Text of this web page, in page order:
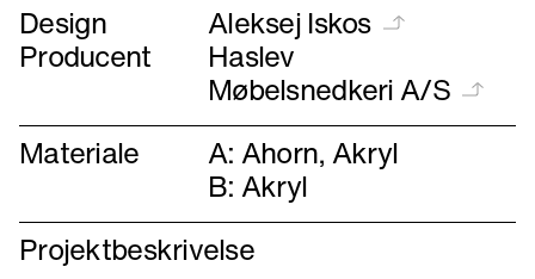
Design Aleksej Iskos
Producent Haslev
Møbelsnedkeri A/S
Materiale
A: Ahorn, Akryl
B: Akryl
Projektbeskrivelse